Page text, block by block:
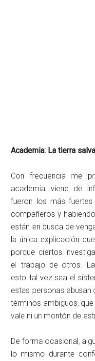
Academia: La tierra
Con frecuencia me
academia viene de
fueron los más
compañeros y
están en busca de
la única explicación
porque ciertos
el trabajo de otros.
esto tal vez sea el
estas personas abusan
términos ambiguos,
vale ni un montón de
De forma ocasional,
lo mismo durante